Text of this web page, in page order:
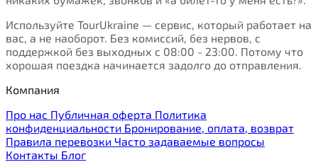
Используйте TourUkraine — сервис, который работает на
вас, а не наоборот. Без комиссий, без нервов, с
поддержкой без выходных с 08:00 - 23:00. Потому что
хорошая поездка начинается задолго до отправления.
Компания
Про нас Публичная оферта Политика
конфиденциальности Бронирование, оплата, возврат
Правила перевозки Часто задаваемые вопросы
Контакты Блог